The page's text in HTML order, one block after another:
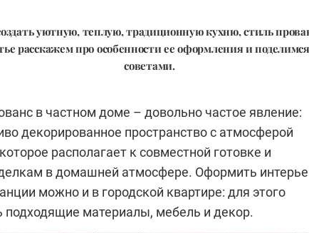
уютную, теплую, традиционную кухню, стиль
расскажем про особенности ее оформления и
советами.
в частном доме – довольно частое явление:
декорированное пространство с атмосферой
располагает к совместной готовке и
в домашней атмосфере. Оформить
можно и в городской квартире: для этого
подходящие материалы, мебель и декор.